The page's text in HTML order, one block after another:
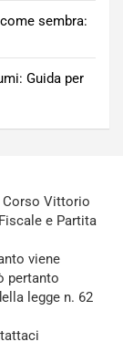
sembra:
Guida per
Corso Vittorio
e Partita
viene
pertanto
legge n. 62